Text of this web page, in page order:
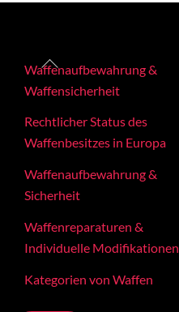
Back
Waffenaufbewahrung &
Waffensicherheit
Rechtlicher Status des
Waffenbesitzes in Europa
Waffenaufbewahrung &
Sicherheit
Waffenreparaturen &
Individuelle Modifikationen
Kategorien von Waffen